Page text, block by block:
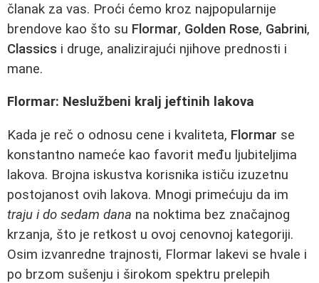
članak za vas. Proći ćemo kroz najpopularnije
brendove kao što su Flormar, Golden Rose, Gabrini,
Classics i druge, analizirajući njihove prednosti i
mane.
Flormar: Neslužbeni kralj jeftinih lakova
Kada je reč o odnosu cene i kvaliteta, Flormar se
konstantno nameće kao favorit među ljubiteljima
lakova. Brojna iskustva korisnika ističu izuzetnu
postojanost ovih lakova. Mnogi primećuju da im
traju i do sedam dana na noktima bez značajnog
krzanja, što je retkost u ovoj cenovnoj kategoriji.
Osim izvanredne trajnosti, Flormar lakevi se hvale i
po brzom sušenju i širokom spektru prelepih